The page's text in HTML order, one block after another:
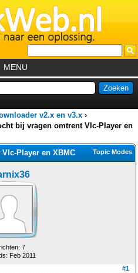
MENU
*
Forum
v2.x en v3.x ›
bij vragen omtrent Vlc-Player en
Topic Modes
Player en XBMC
7
Feb 2011
#1